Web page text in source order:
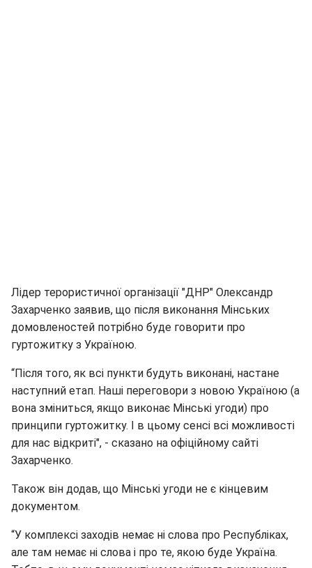
Лідер терористичної організації "ДНР" Олександр
Захарченко заявив, що після виконання Мінських
домовленостей потрібно буде говорити про
гуртожитку з Україною.
“Після того, як всі пункти будуть виконані, настане
наступний етап. Наші переговори з новою Україною (а
вона зміниться, якщо виконає Мінські угоди) про
принципи гуртожитку. І в цьому сенсі всі можливості
для нас відкриті", - сказано на офіційному сайті
Захарченко.
Також він додав, що Мінські угоди не є кінцевим
документом.
“У комплексі заходів немає ні слова про Республіках,
але там немає ні слова і про те, якою буде Україна.